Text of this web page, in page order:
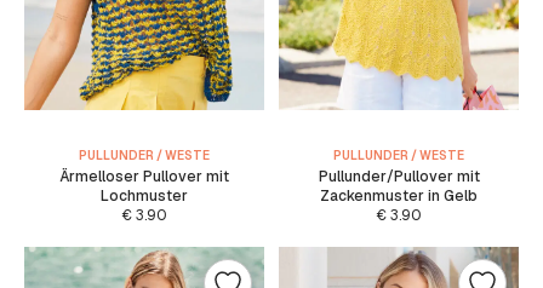
PULLUNDER / WESTE
Ärmelloser Pullover mit
Lochmuster
€3.90
PULLUNDER / WESTE
Pullunder/Pullover mit
Zackenmuster in Gelb
€3.90